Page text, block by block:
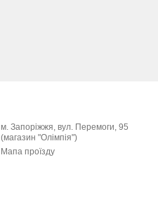
м. Запоріжжя, вул. Перемоги, 95
(магазин "Олімпія")
Мапа проїзду